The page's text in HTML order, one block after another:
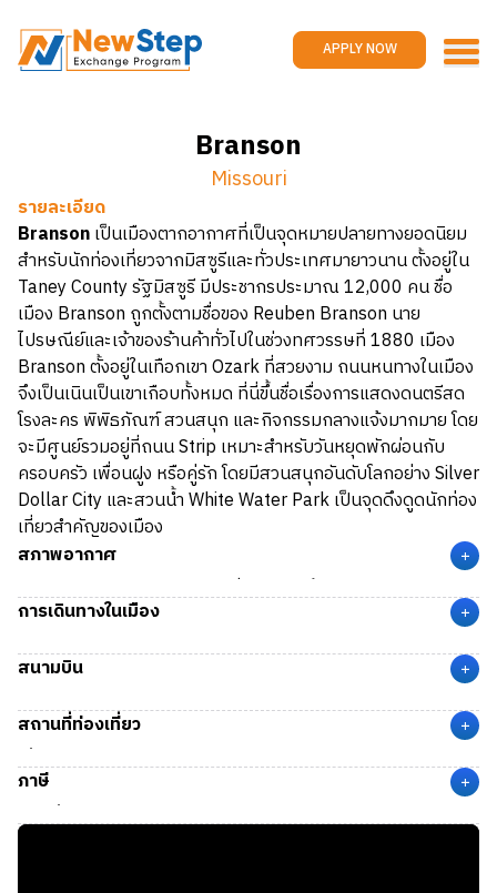
APPLY NOW
Work and travel
Promotions
Contact us
Branson
Missouri
รายละเอียด
Bransonเป็นเมืองตากอากาศที่เป็นจุดหมายปลายทางยอดนิยม
สำหรับนักท่องเที่ยวจากมิสซูรีและทั่วประเทศมายาวนาน ตั้งอยู่ใน
Taney County รัฐมิสซูรี มีประชากรประมาณ 12,000 คน ชื่อ
เมือง Branson ถูกตั้งตามชื่อของ Reuben Branson นาย
ไปรษณีย์และเจ้าของร้านค้าทั่วไปในช่วงทศวรรษที่ 1880 เมือง
Branson ตั้งอยู่ในเทือกเขา Ozark ที่สวยงาม ถนนหนทางในเมือง
จึงเป็นเนินเป็นเขาเกือบทั้งหมด ที่นี่ขึ้นชื่อเรื่องการแสดงดนตรีสด
โรงละคร พิพิธภัณฑ์ สวนสนุก และกิจกรรมกลางแจ้งมากมาย โดย
จะมีศูนย์รวมอยู่ที่ถนน Strip เหมาะสำหรับวันหยุดพักผ่อนกับ
ครอบครัว เพื่อนฝูง หรือคู่รัก โดยมีสวนสนุกอันดับโลกอย่าง Silver
Dollar City และสวนน้ำ White Water Park เป็นจุดดึงดูดนักท่อง
เที่ยวสำคัญของเมือง
สภาพอากาศ
+
Bransonมีสภาพอากาศแบบกึ่งเขตร้อนชื้น ในฤดูใบไม้ผลิ
(Spring) มีอุณหภูมิอยู่ที่ 3 – 24 °C และในฤดูร้อน (Summer) มี
การเดินทางในเมือง +
ใน Branson จะต้องเรียกใช้บริการรถ Uber หรือ Lyft เป็นหลัก
แต่สำหรับงานในถนนท่องเที่ยวหลัก (Strip) สามารถเดินไปทำงาน
สนามบิน +
สนามบิน SGF(Springfield-Branson National Airport) เมือง
Springfield, MO ห่างจากเมือง Branson 53 ไมล์ (85 กม.) ใช้
เวลาเดินทางด้วยรถยนตร์ประมาณ 1 ชั่วโมง
สถานที่ท่องเที่ยว +
เขื่อน:Table Rock Lake
ล่องเรือ:
สวนสนุก:
ภาษี +
ภาษีที่จะถูกหักจากรายได้